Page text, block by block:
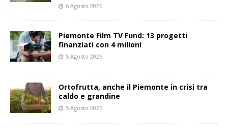
6 Agosto 2026
Piemonte Film TV Fund: 13 progetti
finanziati con 4 milioni
5 Agosto 2026
Ortofrutta, anche il Piemonte in crisi tra
caldo e grandine
5 Agosto 2026